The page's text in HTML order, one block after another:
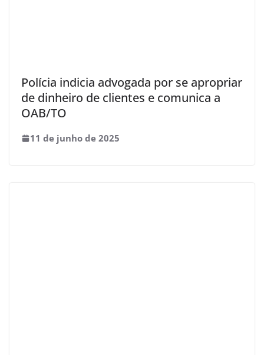
Polícia indicia advogada por se apropriar
de dinheiro de clientes e comunica a
OAB/TO
11 de junho de 2025